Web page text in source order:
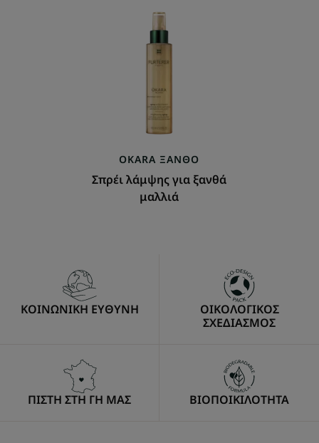
Σπρέι
λάμψης
για
ξανθά
OKARAΞΑΝΘΌ
Σπρέι λάμψης για ξανθά
μαλλιά
ΚΟΙΝΩΝΙΚΗ ΕΥΘΥΝΗ
ΟΙΚΟΛΟΓΙΚΟΣ
ΣΧΕΔΙΑΣΜΟΣ
ΠΙΣΤΗ ΣΤΗ ΓΗ ΜΑΣ ΒΙΟΠΟΙΚΙΛΟΤΗΤΑ